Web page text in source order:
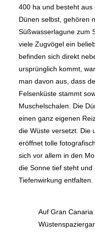
400 ha und besteht
Dünen selbst, gehören
Süßwasserlagune zum
viele Zugvögel ein
befinden sich direkt
ursprünglich kommt,
man davon aus, dass
Felsenküste stammt
Muschelschalen. Die
einen ganz eigenen
die Wüste versetzt. Die
eröffnet tolle
sich vor allem in den
die Sonne tief steht
Tiefenwirkung entfalten.
Auf Gran Canaria